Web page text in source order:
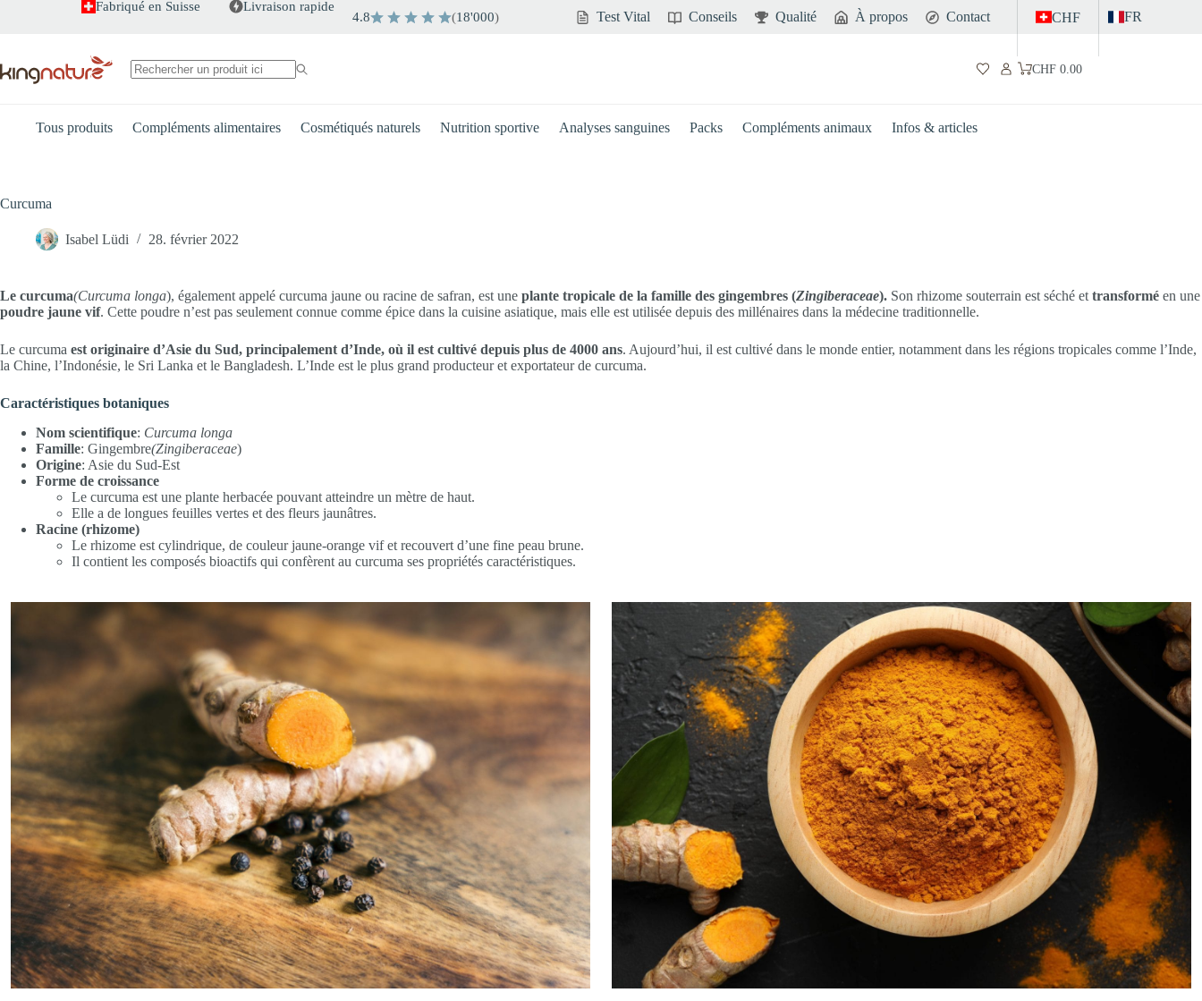
Fabriqué en Suisse Livraison rapide
4.8 (18'000) Test Vital Conseils Qualité À propos Contact CHF FR
Panier
CHF0.00
Tous produits Compléments alimentaires Cosmétiqués naturels Nutrition sportive Analyses sanguines Packs Compléments animaux Infos & articles
Curcuma
Isabel Lüdi 28. février 2022
Le curcuma(Curcuma longa), également appelé curcuma jaune ou racine de safran, est une plante tropicale de la famille des gingembres (Zingiberaceae). Son rhizome souterrain est séché et transformé en une
poudre jaune vif. Cette poudre n’est pas seulement connue comme épice dans la cuisine asiatique, mais elle est utilisée depuis des millénaires dans la médecine traditionnelle.
Le curcuma est originaire d’Asie du Sud, principalement d’Inde, où il est cultivé depuis plus de 4000 ans. Aujourd’hui, il est cultivé dans le monde entier, notamment dans les régions tropicales comme l’Inde,
la Chine, l’Indonésie, le Sri Lanka et le Bangladesh. L’Inde est le plus grand producteur et exportateur de curcuma.
Caractéristiques botaniques
Nom scientifique: Curcuma longa
Famille: Gingembre(Zingiberaceae)
Origine: Asie du Sud-Est
Forme de croissance
Le curcuma est une plante herbacée pouvant atteindre un mètre de haut.
Elle a de longues feuilles vertes et des fleurs jaunâtres.
Racine (rhizome)
Le rhizome est cylindrique, de couleur jaune-orange vif et recouvert d’une fine peau brune.
Il contient les composés bioactifs qui confèrent au curcuma ses propriétés caractéristiques.